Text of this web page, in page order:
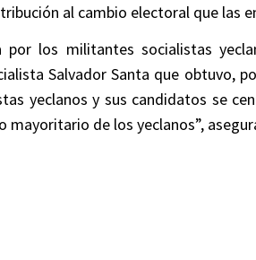
al cambio electoral que las
por los militantes socialistas
Salvador Santa que obtuvo,
yeclanos y sus candidatos se
mayoritario de los yeclanos”,